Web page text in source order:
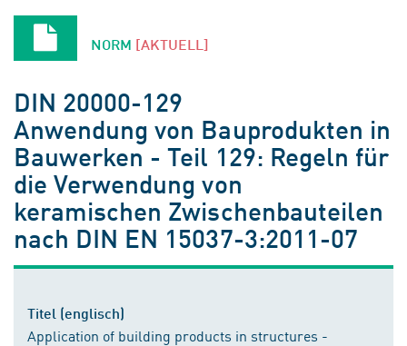
NORM [AKTUELL]
DIN 20000-129
Anwendung von Bauprodukten in
Bauwerken - Teil 129: Regeln für
die Verwendung von
keramischen Zwischenbauteilen
nach DIN EN 15037-3:2011-07
Titel (englisch)
Application of building products in structures -